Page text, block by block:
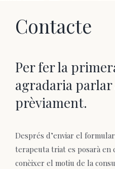
Contacte
Per fer la
agradaria parlar
prèviament.
Després d’enviar el
terapeuta triat es posarà en
conèixer el motiu de la